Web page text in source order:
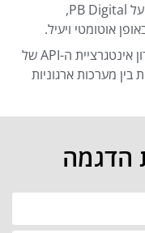
מערכת ההנגשה NAGIX, המבוססת על PB Digital,
אוטומטי ויעיל.
PB Digital משלבת כ-OEM את פתרון אינטגרציית ה-API של
הדגמה